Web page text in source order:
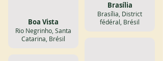
Boa Vista
Rio Negrinho, Santa
Catarina, Brésil
Brasília
Brasília, District
fédéral, Brésil